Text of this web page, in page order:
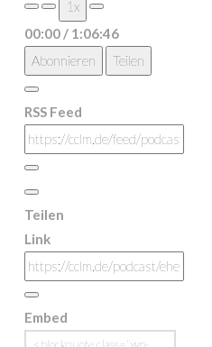
Episode
1x
00:00 / 1:06:46
Abonnieren
Teilen
RSS Feed
Teilen
Link
Embed